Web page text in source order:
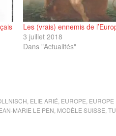
Les (vrais) ennemis de
3 juillet 2018
Dans "Actualités"
ELIE ARIÉ EUROPE
MARIE LE PEN MODÈLE SUISSE